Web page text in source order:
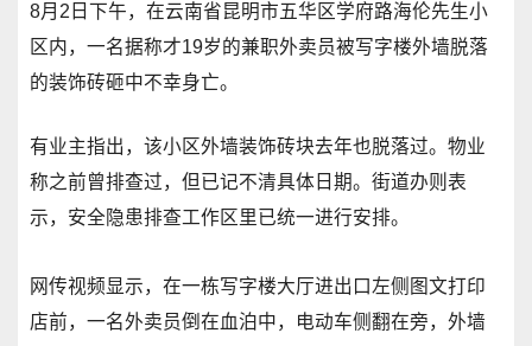
8月2日下午，在云南省昆明市五华区学府路海伦先生小
区内，一名据称才19岁的兼职外卖员被写字楼外墙脱落
的装饰砖砸中不幸身亡。
有业主指出，该小区外墙装饰砖块去年也脱落过。物业
称之前曾排查过，但已记不清具体日期。街道办则表
示，安全隐患排查工作区里已统一进行安排。
网传视频显示，在一栋写字楼大厅进出口左侧图文打印
店前，一名外卖员倒在血泊中，电动车侧翻在旁，外墙